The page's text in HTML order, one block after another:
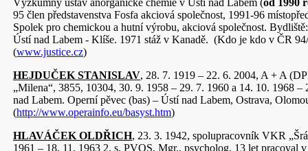
Výzkumný ústav anorganické chemie v Ústí nad Labem (od 1990
95 člen představenstva Fosfa akciová společnost, 1991-96
Spolek pro chemickou a hutní výrobu, akciová společnost.
Ústí nad Labem - Klíše. 1971 stáž v Kanadě. (Kdo je kdo v ČR
(www.justice.cz)
HEJDUČEK STANISLAV, 28. 7. 1919 – 22. 6. 2004, A + A
„Milena“, 3855, 10304, 30. 9. 1958 – 29. 7. 1960 a 14. 10. 1968 –
nad Labem. Operní pěvec (bas) – Ústí nad Labem, Ostrava,
(http://www.operainfo.eu/basyst.htm)
HLAVÁČEK OLDŘICH, 23. 3. 1942, spolupracovník VKR
1961 – 18. 11. 1963 2. s. PVOS. Mgr., psycholog. 13 let pracoval